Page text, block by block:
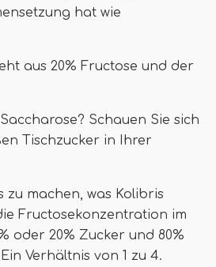
hat wie
aus 20% Fructose und der
Schauen Sie sich
Tischzucker in Ihrer
zu machen, was Kolibris
Fructosekonzentration im
oder 20% Zucker und 80%
Verhältnis von 1 zu 4.